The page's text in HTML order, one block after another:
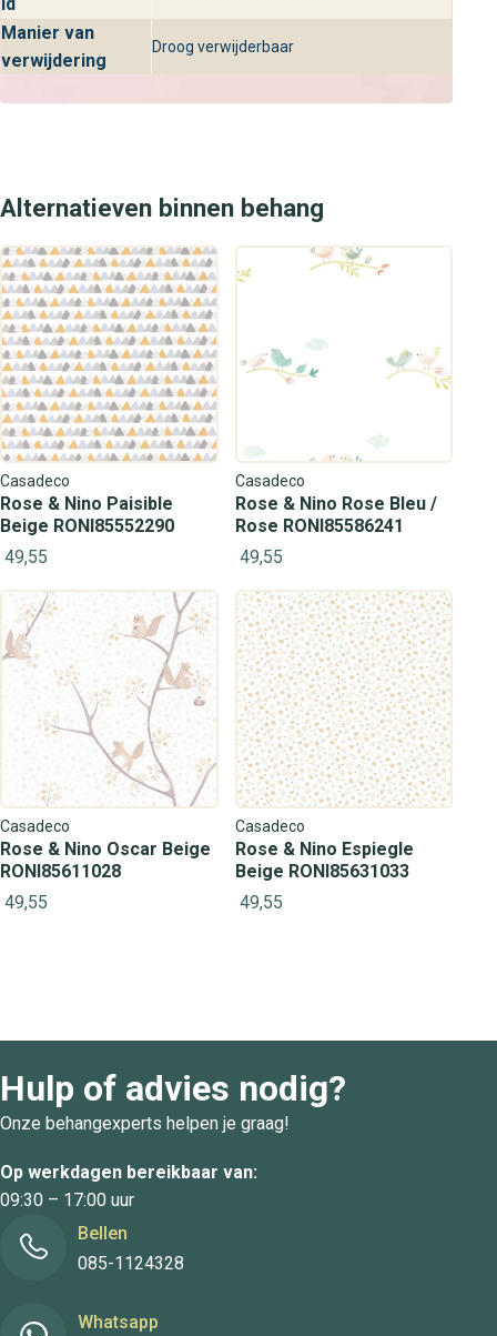
Manier van
verwijdering
Droog verwijderbaar
Alternatieven binnen behang
Casadeco
Rose & Nino Paisible
Beige RONI85552290
49,55
Casadeco
Rose & Nino Rose Bleu /
Rose RONI85586241
49,55
Casadeco
Rose & Nino Oscar Beige
RONI85611028
49,55
Casadeco
Rose & Nino Espiegle
Beige RONI85631033
49,55
Hulp of advies nodig?
Onze behangexperts helpen je graag!
Op werkdagen bereikbaar van:
09:30 – 17:00 uur
Bellen
085-1124328
Whatsapp